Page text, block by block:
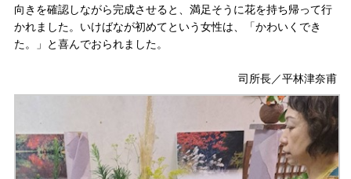
向きを確認しながら完成させると、満足そうに花を持ち帰って行
かれました。いけばなが初めてという女性は、「かわいくでき
た。」と喜んでおられました。
司所長／平林津奈甫